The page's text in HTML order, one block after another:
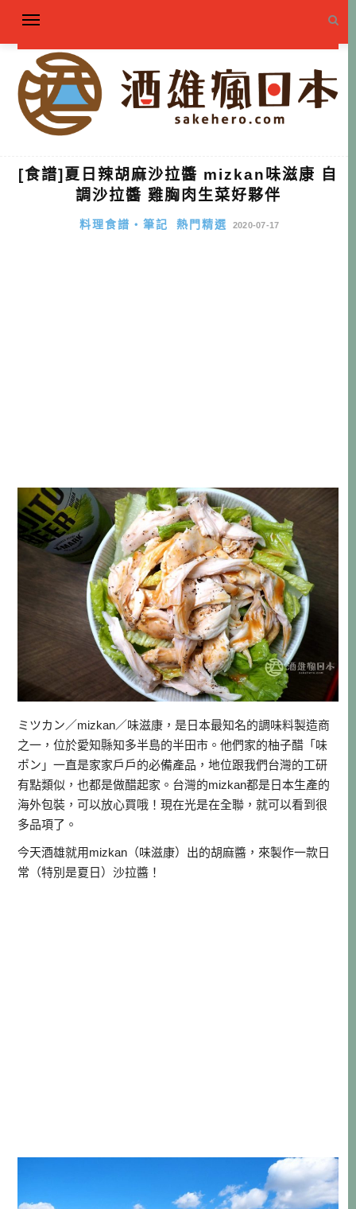
[食譜]夏日辣胡麻沙拉醬 mizkan味滋康 自
調沙拉醬 雞胸肉生菜好夥伴
料理食譜・筆記 熱門精選 2020-07-17
ミツカン／mizkan／味滋康，是日本最知名的調味料製造商
之一，位於愛知縣知多半島的半田市。他們家的柚子醋「味
ポン」一直是家家戶戶的必備產品，地位跟我們台灣的工研
有點類似，也都是做醋起家。台灣的mizkan都是日本生產的
海外包裝，可以放心買哦！現在光是在全聯，就可以看到很
多品項了。
今天酒雄就用mizkan（味滋康）出的胡麻醬，來製作一款日
常（特別是夏日）沙拉醬！